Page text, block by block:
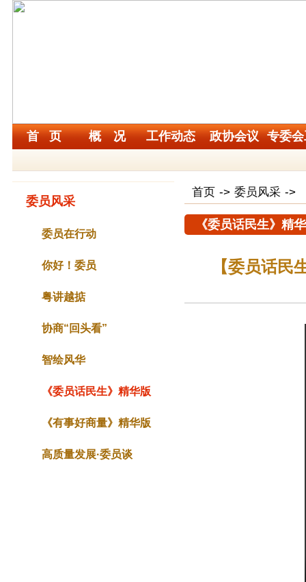
首 页 概 况 工作动态 政协会议 专委
委员风采
委员在行动
你好！委员
粤讲越掂
协商“回头看”
智绘风华
《委员话民生》精华版
《有事好商量》精华版
高质量发展·委员谈
首页 -> 委员风采 ->
《委员话民生》精
【委员话